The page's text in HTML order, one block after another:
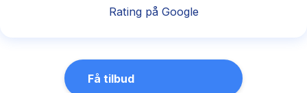
Rating på Google
Få tilbud